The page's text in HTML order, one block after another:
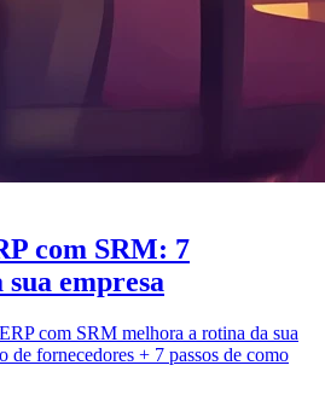
com SRM: 7
empresa
com SRM melhora a rotina da sua
de fornecedores + 7 passos de como